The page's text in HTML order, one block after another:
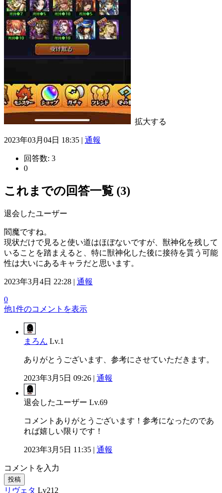
拡大する
2023年03月04日 18:35 | 通報
回答数: 3
0
これまでの回答一覧 (3)
退会したユーザー
閻魔ですね。
現状だけで見ると使い道はほぼないですが、獣神化を残して
いることを踏まえると、特に獣神化した後に接待を貰う可能
性は大いにあるキャラだと思います。
2023年3月4日 22:28 | 通報
0
他1件のコメントを表示
まろん Lv.1
ありがとうございます、参考にさせていただきます。
2023年3月5日 09:26 | 通報
退会したユーザー Lv.69
コメントありがとうございます！参考になったのであ
れば嬉しい限りです！
2023年3月5日 11:35 | 通報
コメントを入力
投稿
リヴェタ Lv212